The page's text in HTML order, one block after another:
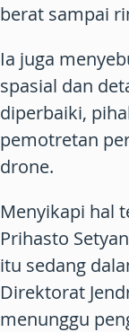
berat sampai
Ia juga
spasial dan
diperbaiki,
pemotretan
drone.
Menyikapi hal
Prihasto
itu sedang
Direktorat
menunggu